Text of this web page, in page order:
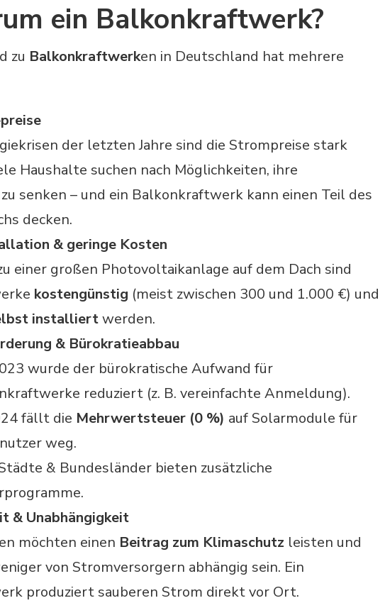
ein Balkonkraftwerk?
zu Balkonkraftwerken in Deutschland hat mehrere
der letzten Jahre sind die Strompreise stark
Haushalte suchen nach Möglichkeiten, ihre
senken – und ein Balkonkraftwerk kann einen Teil des
decken.
& geringe Kosten
einer großen Photovoltaikanlage auf dem Dach sind
kostengünstig (meist zwischen 300 und 1.000 €) und
installiertwerden.
& Bürokratieabbau
wurde der bürokratische Aufwand für
reduziert (z. B. vereinfachte Anmeldung).
fällt die Mehrwertsteuer (0 %) auf Solarmodule für
weg.
& Bundesländer bieten zusätzliche
& Unabhängigkeit
möchten einen Beitrag zum Klimaschutz leisten und
von Stromversorgern abhängig sein. Ein
produziert sauberen Strom direkt vor Ort.